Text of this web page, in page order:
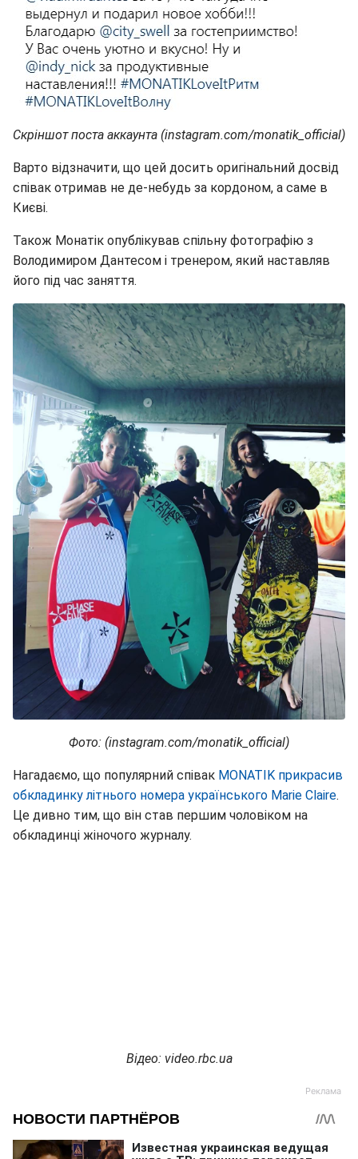
Скріншот поста аккаунта (instagram.com/monatik_official)
Варто відзначити, що цей досить оригінальний досвід
співак отримав не де-небудь за кордоном, а саме в
Києві.
Також Монатік опублікував спільну фотографію з
Володимиром Дантесом і тренером, який наставляв
його під час заняття.
Фото: (instagram.com/monatik_official)
Нагадаємо, що популярний співак MONATIK прикрасив
обкладинку літнього номера українського Marie Claire.
Це дивно тим, що він став першим чоловіком на
обкладинці жіночого журналу.
Відео: video.rbc.ua